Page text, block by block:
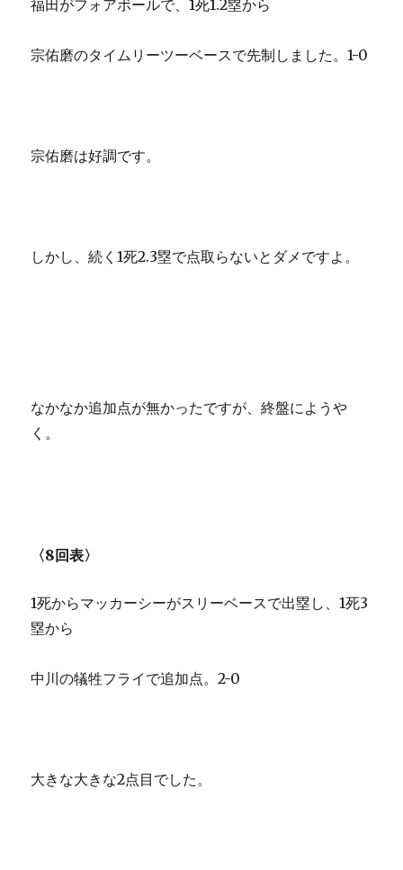
福田がフォアボールで、1死1.2塁から
宗佑磨のタイムリーツーベースで先制しました。1-0
宗佑磨は好調です。
しかし、続く1死2.3塁で点取らないとダメですよ。
なかなか追加点が無かったですが、終盤にようや
く。
〈8回表〉
1死からマッカーシーがスリーベースで出塁し、1死3
塁から
中川の犠牲フライで追加点。2-0
大きな大きな2点目でした。